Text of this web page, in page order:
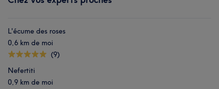
L'écume des roses
0,6 km de moi
(9)
Nefertiti
0,9 km de moi